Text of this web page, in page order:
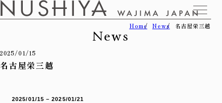
Home News 名古屋栄三越
News
2025/01/15
名古屋栄三越
2025/01/15 – 2025/01/21